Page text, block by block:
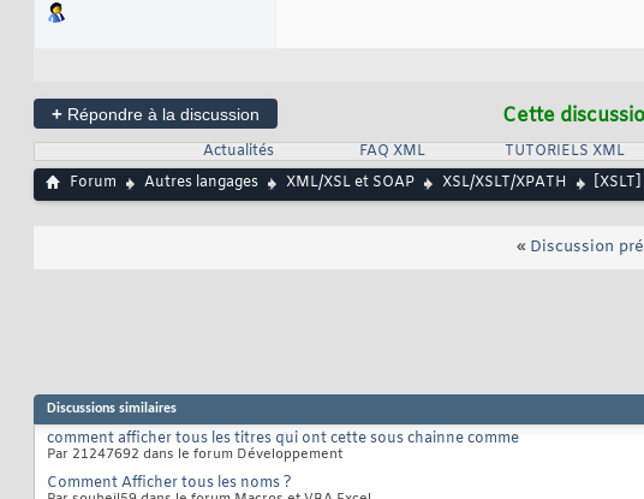
+ Répondre à la discussion Cette
Actualités FAQ XML TUTORIELS XML
Forum
Autres langages XML/XSL et SOAP XSL/XSLT/XPATH
« Discussion
Discussions similaires
comment afficher tous les titres qui ont cette sous chainne comme
Par 21247692 dans le forum Développement
Comment Afficher tous les noms ?